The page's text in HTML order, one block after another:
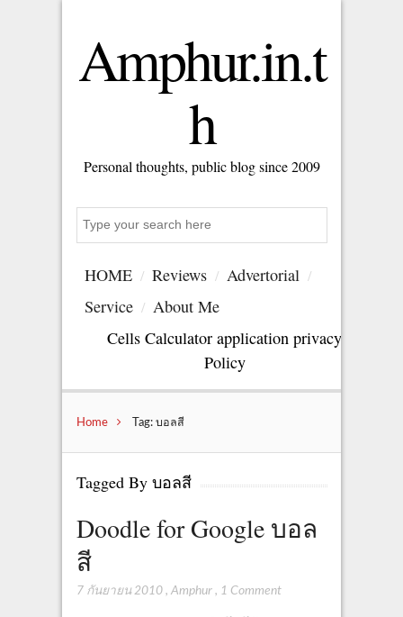
Amphur.in.t
h
Personal thoughts, public blog since 2009
e
HOME Reviews
Advertorial
Service
About Me
Cells Calculator application privacy
Policy
Home Tag: บอลสี
Tagged By บอลสี
Doodle for Google บอล
สี
7 กันยายน 2010, Amphur, 1 Comment